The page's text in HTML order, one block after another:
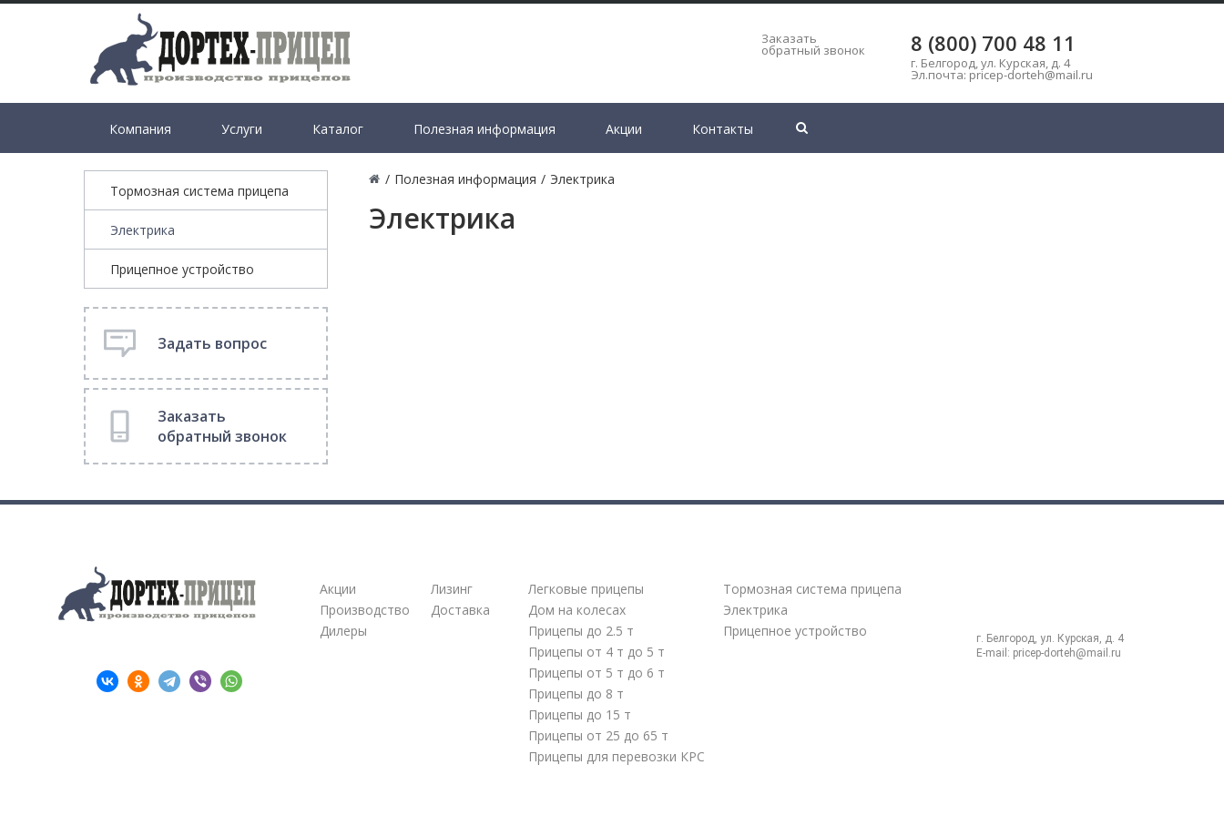
Заказать
обратный звонок 8 (800) 700 48 11
г. Белгород, ул. Курская, д. 4
Эл.почта: pricep-dorteh@mail.ru
Компания Услуги Каталог Полезная информация Акции Контакты
/ Полезная информация / Электрика
Электрика
Тормозная система прицепа
Электрика
Прицепное устройство
Задать вопрос
Заказать
обратный звонок
Акции
Производство
Дилеры
Лизинг
Доставка
Легковые прицепы
Дом на колесах
Прицепы до 2.5 т
Прицепы от 4 т до 5 т
Прицепы от 5 т до 6 т
Прицепы до 8 т
Прицепы до 15 т
Прицепы от 25 до 65 т
Прицепы для перевозки КРС
Тормозная система прицепа
Электрика
Прицепное устройство
г. Белгород, ул. Курская, д. 4
E-mail: pricep-dorteh@mail.ru